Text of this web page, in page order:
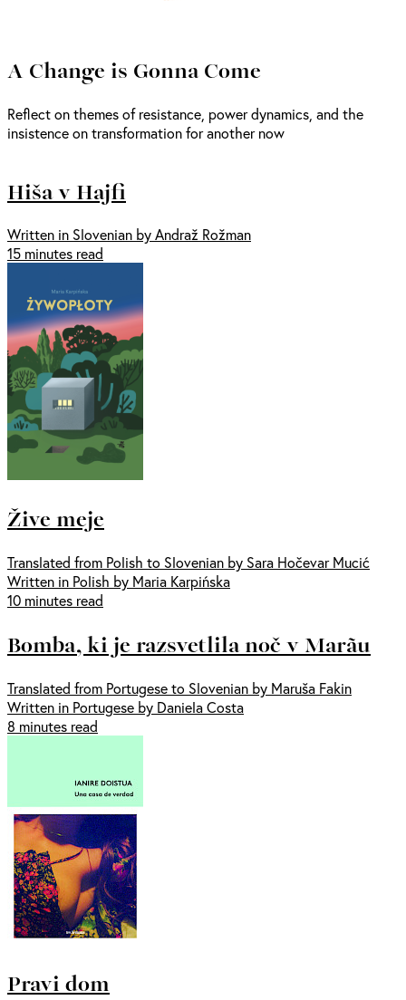
A Change is Gonna Come
Reflect on themes of resistance, power dynamics, and the
insistence on transformation for another now
Hiša v Hajfi
Written in Slovenian by Andraž Rožman
15 minutes read
Žive meje
Translated from Polish to Slovenian by Sara Hočevar Mucić
Written in Polish by Maria Karpińska
10 minutes read
Bomba, ki je razsvetlila noč v Marãu
Translated from Portugese to Slovenian by Maruša Fakin
Written in Portugese by Daniela Costa
8 minutes read
Pravi dom